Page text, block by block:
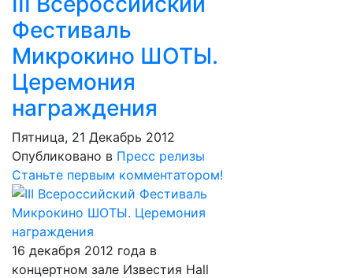
Фестиваль
Микрокино ШОТЫ.
Церемония
награждения
Пятница, 21 Декабрь 2012
Опубликовано в Пресс релизы
Станьте первым комментатором!
16 декабря 2012 года в
концертном зале Известия Hall